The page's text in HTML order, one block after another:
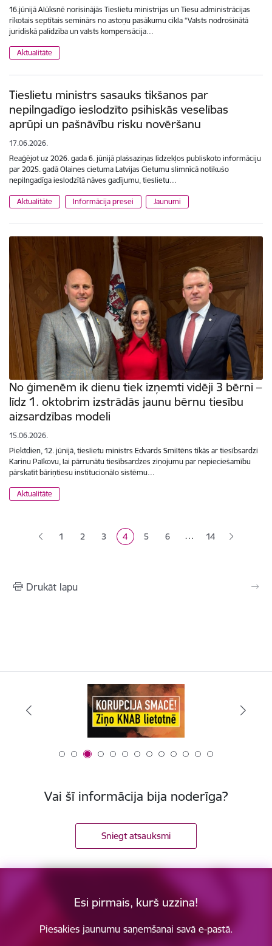
16.jūnijā Alūksnē norisinājās Tieslietu ministrijas un Tiesu administrācijas
rīkotais septītais seminārs no astoņu pasākumu cikla “Valsts nodrošinātā
juridiskā palīdzība un valsts kompensācija…
Aktualitāte
Tieslietu ministrs sasauks tikšanos par
nepilngadīgo ieslodzīto psihiskās veselības
aprūpi un pašnāvību risku novēršanu
17.06.2026.
Reaģējot uz 2026. gada 6. jūnijā plašsaziņas līdzekļos publiskoto informāciju
par 2025. gadā Olaines cietuma Latvijas Cietumu slimnīcā notikušo
nepilngadīga ieslodzītā nāves gadījumu, tieslietu…
Aktualitāte Informācija presei Jaunumi
No ģimenēm ik dienu tiek izņemti vidēji 3 bērni –
līdz 1. oktobrim izstrādās jaunu bērnu tiesību
aizsardzības modeli
15.06.2026.
Piektdien, 12. jūnijā, tieslietu ministrs Edvards Smiltēns tikās ar tiesībsardzi
Karinu Palkovu, lai pārrunātu tiesībsardzes ziņojumu par nepieciešamību
pārskatīt bāriņtiesu institucionālo sistēmu…
Aktualitāte
Lapa
1 Lapa
2 Lapa
3 Pašreizējā lapa
4 Lapa
5 Lapa
6 … 14
Drukāt lapu
Vai šī informācija bija noderīga?
Sniegt atsauksmi
Esi pirmais, kurš uzzina!
Piesakies jaunumu saņemšanai savā e-pastā.